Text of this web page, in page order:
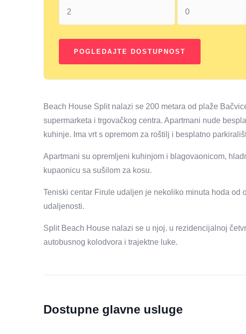
Beach House Split nalazi se 200 metara od plaže
supermarketa i trgovačkog centra. Apartmani nude
kuhinje. Ima vrt s opremom za roštilj i besplatno
Apartmani su opremljeni kuhinjom i blagovaonicom,
kupaonicu sa sušilom za kosu.
Teniski centar Firule udaljen je nekoliko minuta hoda od
udaljenosti.
Split Beach House nalazi se u njoj. u rezidencijalnoj
autobusnog kolodvora i trajektne luke.
Dostupne glavne usluge